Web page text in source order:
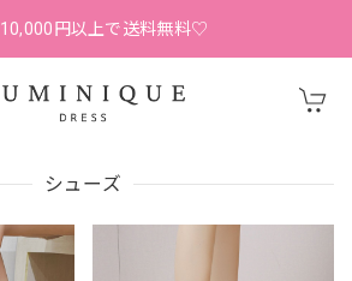
10,000円以上で送料無料♡
シューズ